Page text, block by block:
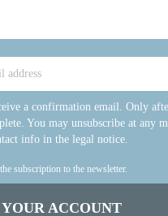
a confirmation email. Only
You may unsubscribe at any
info in the legal notice.
subscription to the newsletter.
YOUR ACCOUNT